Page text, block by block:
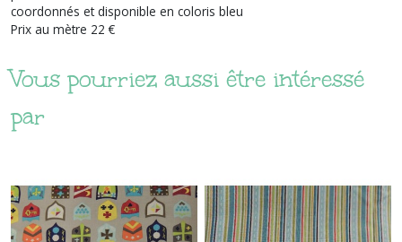
coordonnés et disponible en coloris bleu
Prix au mètre 22 €
Vous pourriez aussi être intéressé
par